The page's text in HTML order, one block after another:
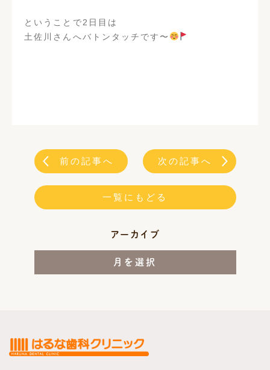
ということで2日目は
土佐川さんへバトンタッチです〜
前の記事へ 次の記事へ
一覧にもどる
アーカイブ
月を選択